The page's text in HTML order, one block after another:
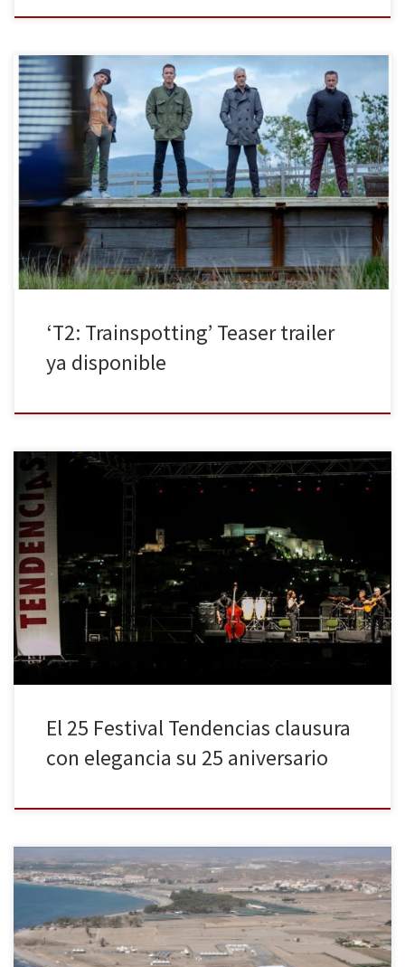
ESTRENO 3 DE MARZO DE 2017 Tenemos el placer de informaros
de que ya está disponible el teaser tráiler en castellano de T2:
TRAINSPOTTING. Dirigida por Danny Boyle, la película cuenta con
el reparto original: Ewan McGregor, Ewen Bremner, Jonny Lee
Miller y Robert Carlyle, y tiene previsto su estreno en España […]
‘T2: Trainspotting’ Teaser trailer
ya disponible
Unas 6.000 personas han disfrutado durante toda la semana de
música y actividades culturales. Coque Malla y León Benavente
llenaron el Auditorio Municipal y NOA fue la encargada de
despedir de forma exquisita el festival con vistas al castillo árabe.
En la noche del 5 de agosto el calor de […]
El 25 Festival Tendencias clausura
con elegancia su 25 aniversario
El festival de música electrónica da comienzo este jueves 11 y se
celebra hasta el domingo 14 de agosto en la playa andaluza de
Villaricos. En su cartel, los más importantes artistas y Djs